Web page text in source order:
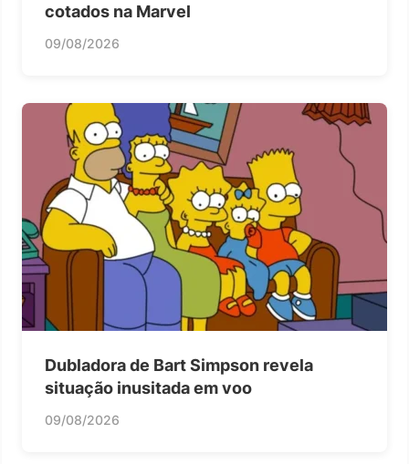
cotados na Marvel
09/08/2026
Dubladora de Bart Simpson revela
situação inusitada em voo
09/08/2026